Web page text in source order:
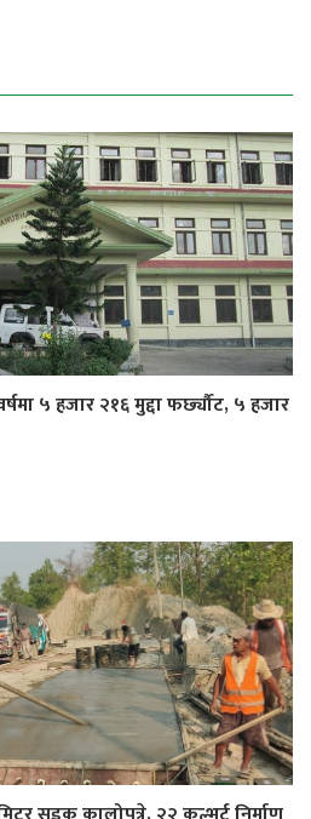
५ हजार २१६ मुद्दा फर्छ्यौट, ५ हजार